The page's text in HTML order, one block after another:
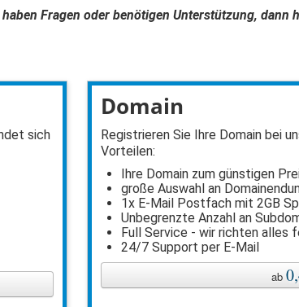
Fragen oder benötigen Unterstützung, dann
sich
Domain
Registrieren Sie Ihre Domain bei
Vorteilen:
Ihre Domain zum günstigen
große Auswahl an
1x E-Mail Postfach mit 2GB
Unbegrenzte Anzahl an
Full Service - wir richten alles
24/7 Support per E-Mail
ab